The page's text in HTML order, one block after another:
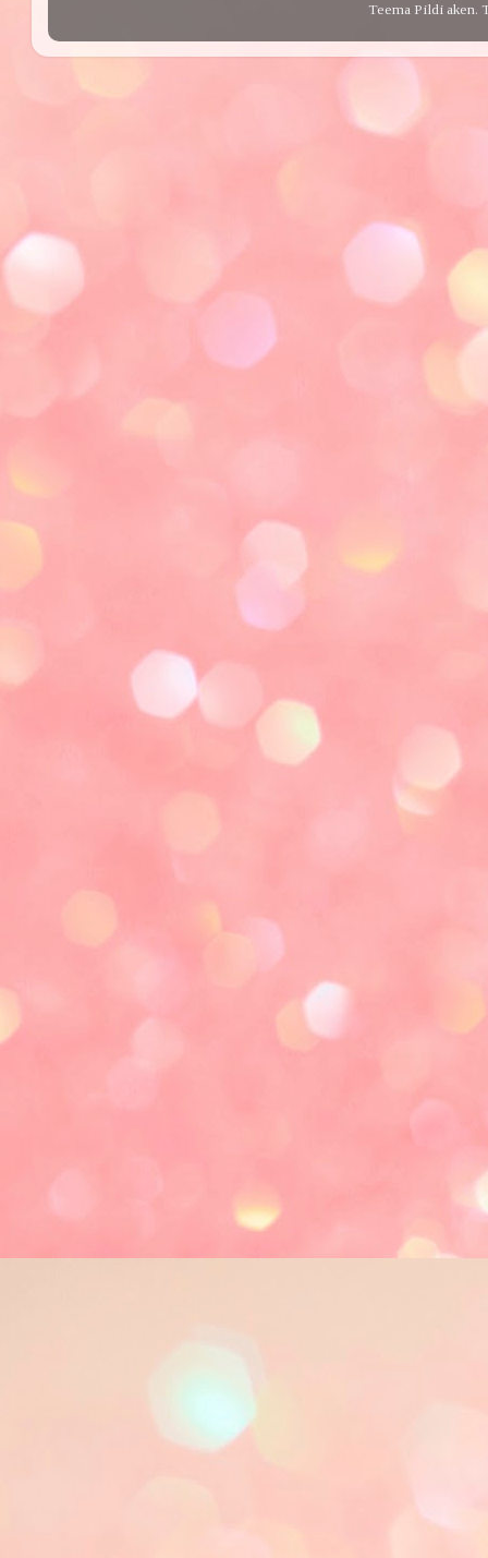
Teema Pildi aken.